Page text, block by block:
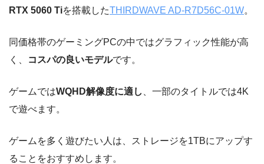
RTX 5060 Tiを搭載したTHIRDWAVE AD-R7D56C-01W。
同価格帯のゲーミングPCの中ではグラフィック性能が高
く、
コスパの良いモデルです。
ゲームではWQHD解像度に適し
、一部のタイトルでは4K
で遊べます。
ゲームを多く遊びたい人は、ストレージを1TBにアップす
ることをおすすめします。